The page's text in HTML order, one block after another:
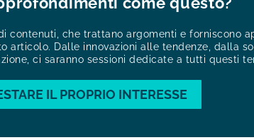
contenuti, che trattano argomenti e forniscono
articolo. Dalle innovazioni alle tendenze, dalla
ci saranno sessioni dedicate a tutti questi
IL PROPRIO INTERESSE